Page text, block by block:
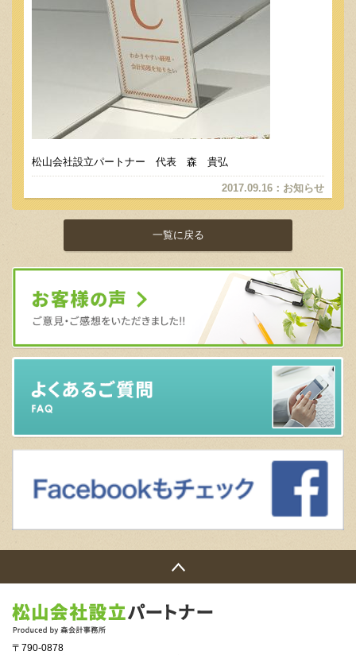
松山会社設立パートナー 代表 森 貴弘
2017.09.16 ： お知らせ
一覧に戻る
〒790-0878